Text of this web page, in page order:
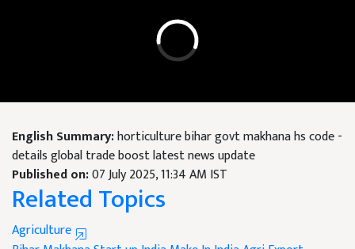
English Summary:horticulture bihar govt makhana hs code -
details global trade boost latest news update
Published on:07 July 2025, 11:34 AM IST
Related Topics
Agriculture